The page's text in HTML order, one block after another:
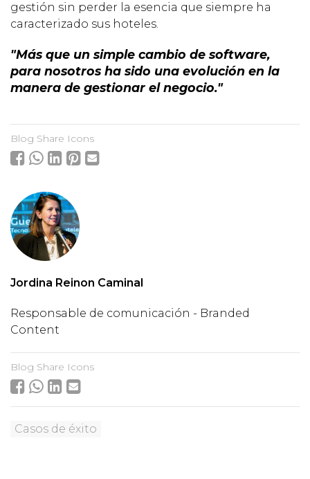
gestión sin perder la esencia que siempre ha
caracterizado sus hoteles.
"Más que un simple cambio de software,
para nosotros ha sido una evolución en la
manera de gestionar el negocio."
Blog Share Icons
Jordina Reinon Caminal
Responsable de comunicación - Branded
Content
Blog Share Icons
Casos de éxito